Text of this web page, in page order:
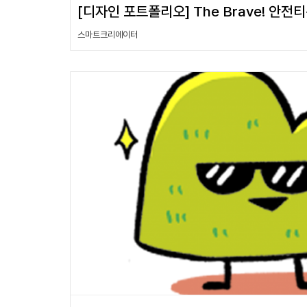
[디자인 포트폴리오] The Brave! 안전
스마트크리에이터